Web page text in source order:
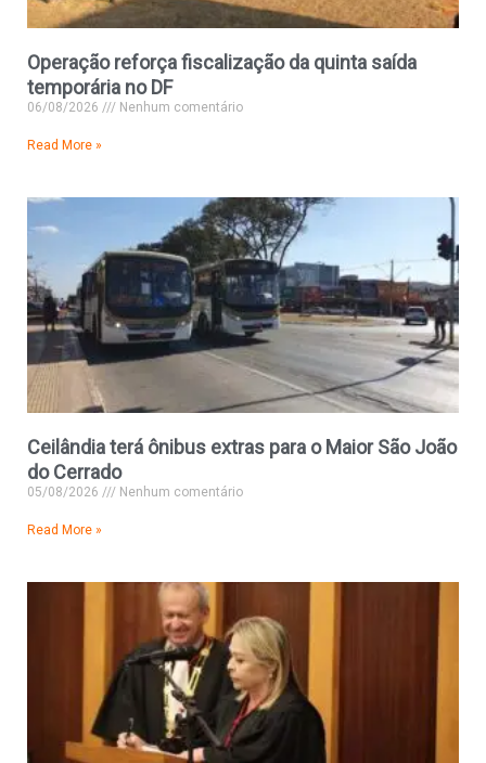
Operação reforça fiscalização da quinta saída
temporária no DF
06/08/2026 Nenhum comentário
Read More »
Ceilândia terá ônibus extras para o Maior São João
do Cerrado
05/08/2026 Nenhum comentário
Read More »